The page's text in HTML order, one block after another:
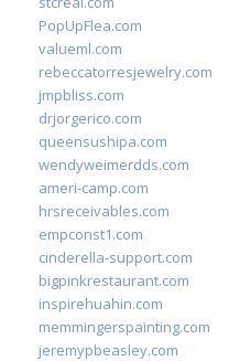
PopUpFlea.com
valueml.com
rebeccatorresjewelry.com
jmpbliss.com
drjorgerico.com
queensushipa.com
wendyweimerdds.com
ameri-camp.com
hrsreceivables.com
empconst1.com
cinderella-support.com
bigpinkrestaurant.com
inspirehuahin.com
memmingerspainting.com
jeremypbeasley.com